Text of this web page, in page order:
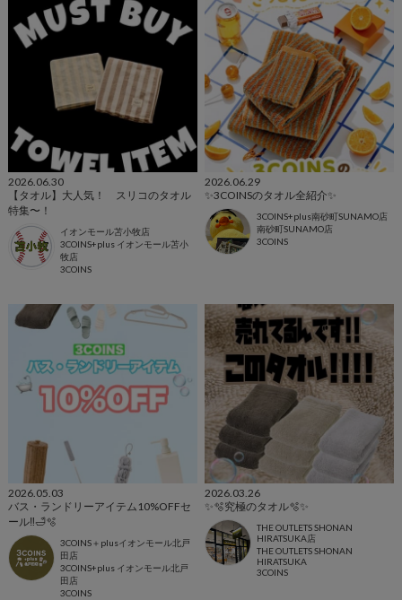
2026.06.30
【タオル】大人気！ スリコのタオル
特集〜！
イオンモール苫小牧店
3COINS+plus イオンモール苫小
牧店
3COINS
2026.06.29
✨3COINSのタオル全紹介✨
3COINS+plus南砂町SUNAMO店
南砂町SUNAMO店
3COINS
2026.05.03
バス・ランドリーアイテム10%OFFセ
ール‼️🛁🫧
3COINS＋plusイオンモール北戸
田店
3COINS+plus イオンモール北戸
田店
3COINS
2026.03.26
✨🫧究極のタオル🫧✨
THE OUTLETS SHONAN
HIRATSUKA店
THE OUTLETS SHONAN
HIRATSUKA
3COINS